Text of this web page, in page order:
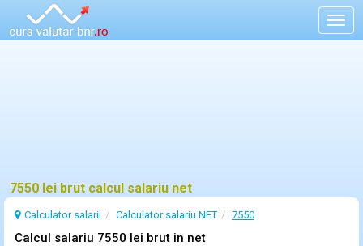
7550 lei brut calcul salariu net
Calculator salarii Calculator salariu NET 7550
Calcul salariu 7550 lei brut in net